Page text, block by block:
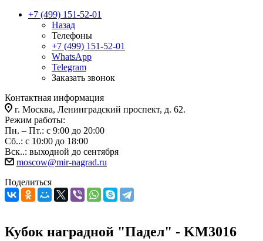
+7 (499) 151-52-01
Назад
Телефоны
+7 (499) 151-52-01
WhatsApp
Telegram
Заказать звонок
Контактная информация
г. Москва, Ленинградский проспект, д. 62.
Режим работы:
Пн. – Пт.: с 9:00 до 20:00
Сб..: с 10:00 до 18:00
Вск..: выходной до сентября
moscow@mir-nagrad.ru
Поделиться
Кубок наградной "Падел" - KM3016